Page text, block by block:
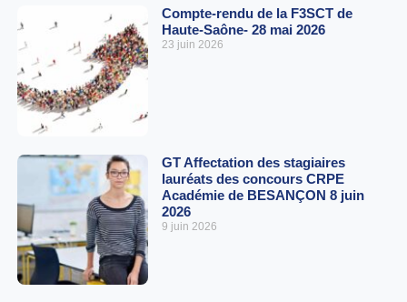
Compte-rendu de la F3SCT de
Haute-Saône- 28 mai 2026
23 juin 2026
GT Affectation des stagiaires
lauréats des concours CRPE
Académie de BESANÇON 8 juin
2026
9 juin 2026